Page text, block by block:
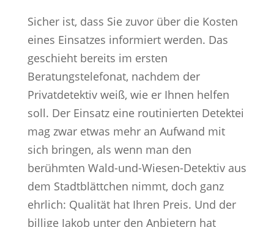
Sicher ist, dass Sie zuvor über die Kosten
eines Einsatzes informiert werden. Das
geschieht bereits im ersten
Beratungstelefonat, nachdem der
Privatdetektiv weiß, wie er Ihnen helfen
soll. Der Einsatz eine routinierten Detektei
mag zwar etwas mehr an Aufwand mit
sich bringen, als wenn man den
berühmten Wald-und-Wiesen-Detektiv aus
dem Stadtblättchen nimmt, doch ganz
ehrlich: Qualität hat Ihren Preis. Und der
billige Jakob unter den Anbietern hat